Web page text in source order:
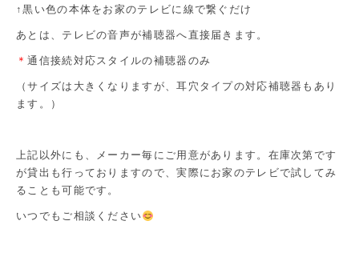
↑黒い色の本体をお家のテレビに線で繋ぐだけ
あとは、テレビの音声が補聴器へ直接届きます。
＊通信接続対応スタイルの補聴器のみ
（サイズは大きくなりますが、耳穴タイプの対応補聴器もあり
ます。）
上記以外にも、メーカー毎にご用意があります。在庫次第です
が貸出も行っておりますので、実際にお家のテレビで試してみ
ることも可能です。
いつでもご相談ください